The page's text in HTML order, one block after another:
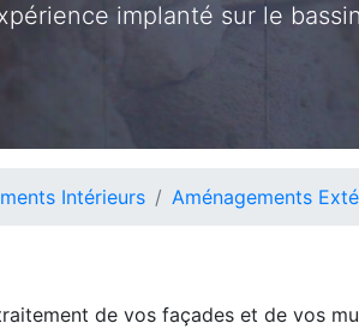
implanté sur le
Intérieurs Aménagements
de vos façades et de vos